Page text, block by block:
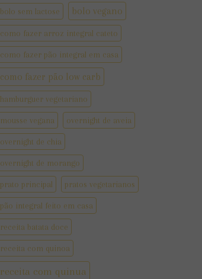
bolo sem lactose bolo vegano
como fazer arroz integral cateto
como fazer pão integral em casa
como fazer pão low carb
hamburguer vegetariano
mousse vegana overnight de aveia
overnight de chia
overnight de morango
prato principal pratos vegetarianos
pão integral feito em casa
receita batata doce
receita com quinoa
receita com quinua